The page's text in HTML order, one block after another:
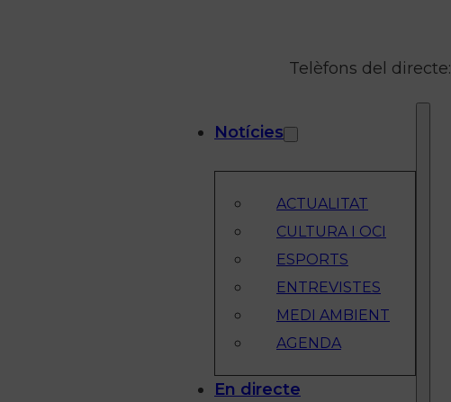
Telèfons del directe:
Notícies
ACTUALITAT
CULTURA I OCI
ESPORTS
ENTREVISTES
MEDI AMBIENT
AGENDA
En directe